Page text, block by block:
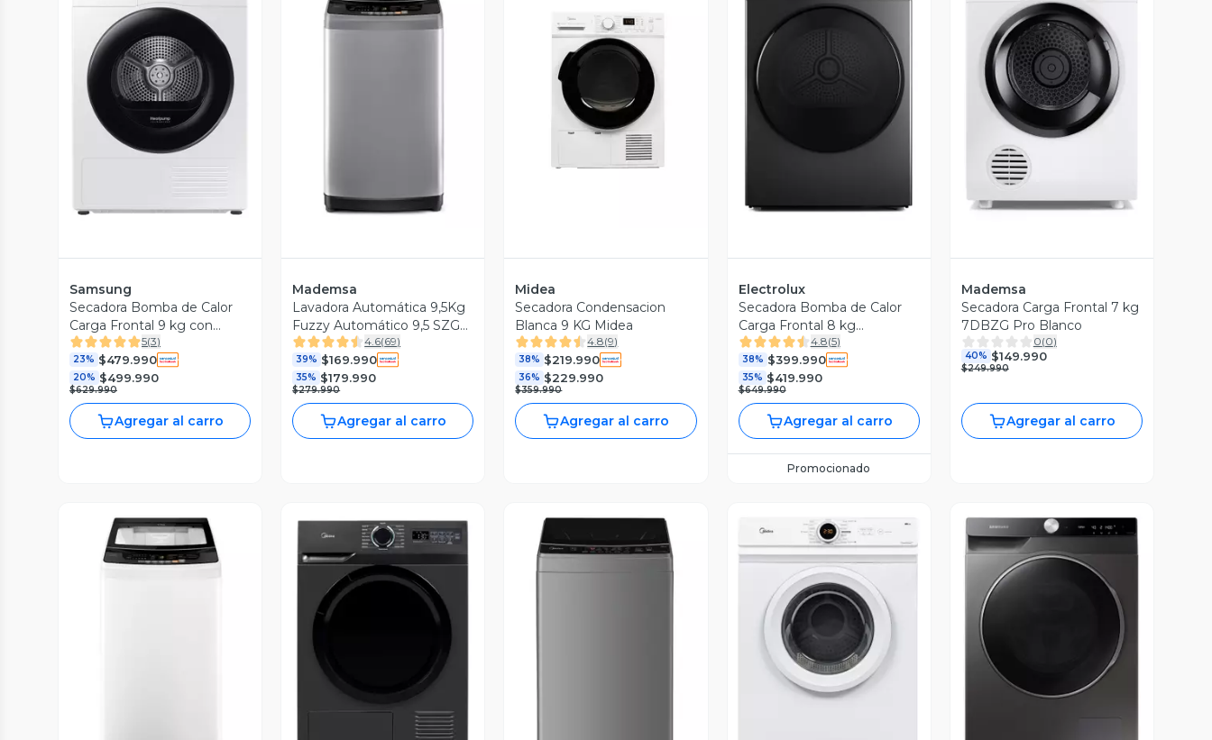
Vista Previa
Samsung
Secadora Bomba de Calor
Carga Frontal 9 kg con
SmartThings
DV90CGC2A0AEZS
5(3)
23% $479.990
20% $499.990
$629.990
Agregar al carro
Mademsa
Lavadora Automática 9,5Kg
Fuzzy Automático 9,5 SZG
Gris
4.6(69)
39% $169.990
35% $179.990
$279.990
Agregar al carro
Vista Previa
Midea
Secadora Condensacion
Blanca 9 KG Midea
4.8(9)
38% $219.990
36% $229.990
$359.990
Agregar al carro
Electrolux
Secadora Bomba de Calor
Carga Frontal 8 kg
ETDHP8SZ4.8(5)
38% $399.990
35% $419.990
$649.990
Agregar al carro
Promocionado
Vista Previa
Mademsa
Secadora Carga Frontal 7 kg
7DBZG Pro Blanco
0(0)
40% $149.990
$249.990
Agregar al carro
Vista Previa